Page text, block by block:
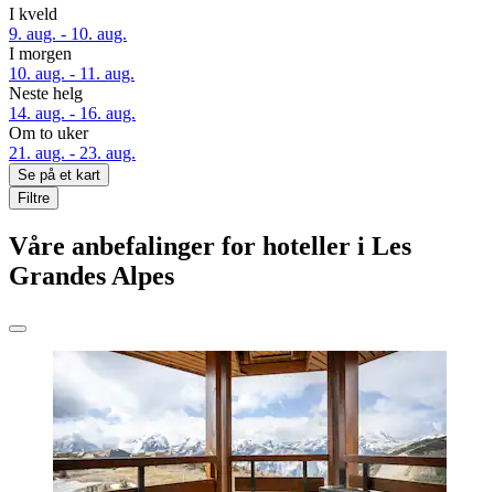
I kveld
9. aug. - 10. aug.
I morgen
10. aug. - 11. aug.
Neste helg
14. aug. - 16. aug.
Om to uker
21. aug. - 23. aug.
Se på et kart
Filtre
Våre anbefalinger for hoteller i Les
Grandes Alpes